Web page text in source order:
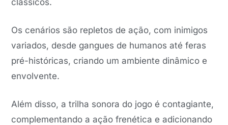
clássicos.
Os cenários são repletos de ação, com inimigos
variados, desde gangues de humanos até feras
pré-históricas, criando um ambiente dinâmico e
envolvente.
Além disso, a trilha sonora do jogo é contagiante,
complementando a ação frenética e adicionando